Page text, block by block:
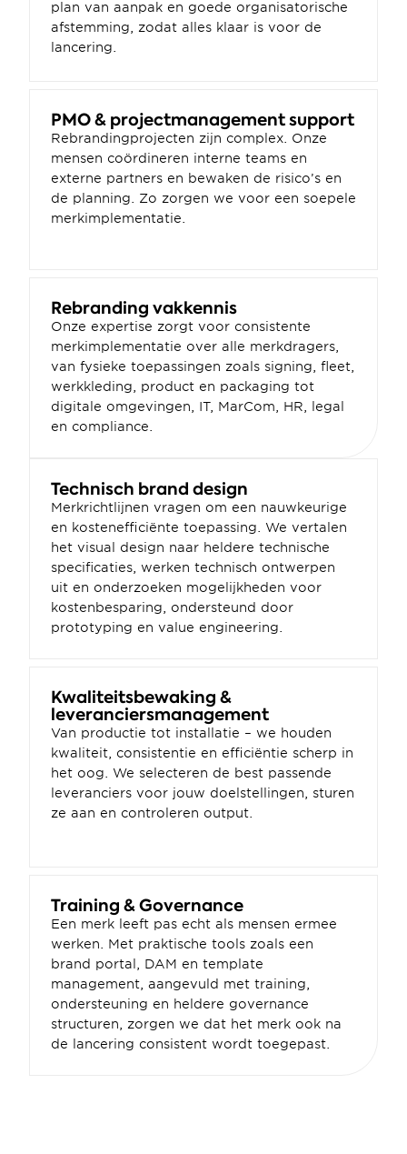
plan van aanpak en goede organisatorische
afstemming, zodat alles klaar is voor de
lancering.
Rebrandingprojecten zijn complex. Onze
mensen coördineren interne teams en
externe partners en bewaken de risico’s en
de planning. Zo zorgen we voor een soepele
merkimplementatie.
Rebranding vakkennis
Onze expertise zorgt voor consistente
merkimplementatie over alle merkdragers,
van fysieke toepassingen zoals signing, fleet,
werkkleding, product en packaging tot
digitale omgevingen, IT, MarCom, HR, legal
en compliance.
Technisch brand design
Merkrichtlijnen vragen om een nauwkeurige
en kostenefficiënte toepassing. We vertalen
het visual design naar heldere technische
specificaties, werken technisch ontwerpen
uit en onderzoeken mogelijkheden voor
kostenbesparing, ondersteund door
prototyping en value engineering.
Kwaliteitsbewaking &
leveranciersmanagement
Van productie tot installatie – we houden
kwaliteit, consistentie en efficiëntie scherp in
het oog. We selecteren de best passende
leveranciers voor jouw doelstellingen, sturen
ze aan en controleren output.
Training & Governance
Een merk leeft pas echt als mensen ermee
werken. Met praktische tools zoals een
brand portal, DAM en template
management, aangevuld met training,
ondersteuning en heldere governance
structuren, zorgen we dat het merk ook na
de lancering consistent wordt toegepast.